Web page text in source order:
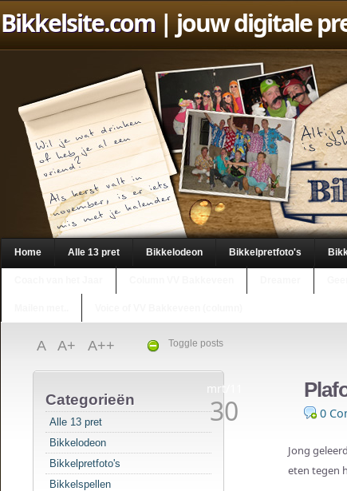
Bikkelsite.com| jouw digitale
Home Alle 13 pret Bikkelodeon Bikkelpretfoto's
Toggle posts
A A+ A++
Categorieën
Alle 13 pret
Bikkelodeon
Bikkelpretfoto's
Bikkelspellen
mrt/11
30 0
Jong
eten tegen